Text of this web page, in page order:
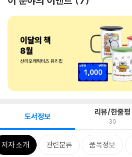
도서정보 리뷰/한줄평
30
저자 소개 관련분류 품목정보